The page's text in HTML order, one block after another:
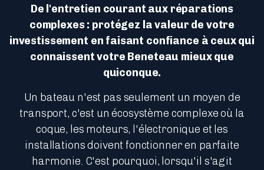
De l'entretien courant aux réparations
complexes : protégez la valeur de votre
investissement en faisant confiance à ceux qui
connaissent votre Beneteau mieux que
quiconque.
Un bateau n'est pas seulement un moyen de
transport, c'est un écosystème complexe où la
coque, les moteurs, l'électronique et les
installations doivent fonctionner en parfaite
harmonie. C'est pourquoi, lorsqu'il s'agit